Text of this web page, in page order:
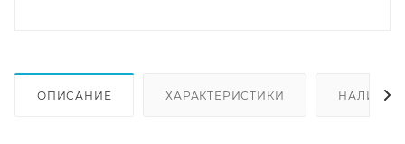
ОПИСАНИЕ ХАРАКТЕРИСТИКИ